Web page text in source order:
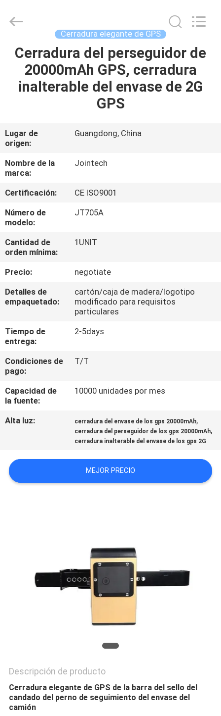
HOGAR
PRODUCTOS
SHOW
SOBRE
NOSOTROS
VIAJE
DE
LA
CONTROL
CALIDAD
ÉNTRENOS
EN
CONTACTO
UNA
CITA
PRIVACY
POLICY
Technology
Reserved.
Cerradura elegante de GPS
Cerradura del perseguidor de
20000mAh GPS, cerradura
inalterable del envase de 2G
GPS
Lugar de
origen:
Guangdong, China
Nombre de la
marca:
Jointech
Certificación:
CE ISO9001
Número de
modelo:
JT705A
Cantidad de
orden mínima:
1UNIT
Precio:
negotiate
Detalles de
empaquetado:
cartón/caja de madera/logotipo
modificado para requisitos
particulares
Tiempo de
entrega:
2-5days
Condiciones de
pago:
T/T
Capacidad de
la fuente:
10000 unidades por mes
Alta luz: cerradura del envase de los gps 20000mAh,
cerradura del perseguidor de los gps 20000mAh,
cerradura inalterable del envase de los gps 2G
MEJOR PRECIO
Descripción de producto
Cerradura elegante de GPS de la barra del sello del
candado del perno de seguimiento del envase del
camión